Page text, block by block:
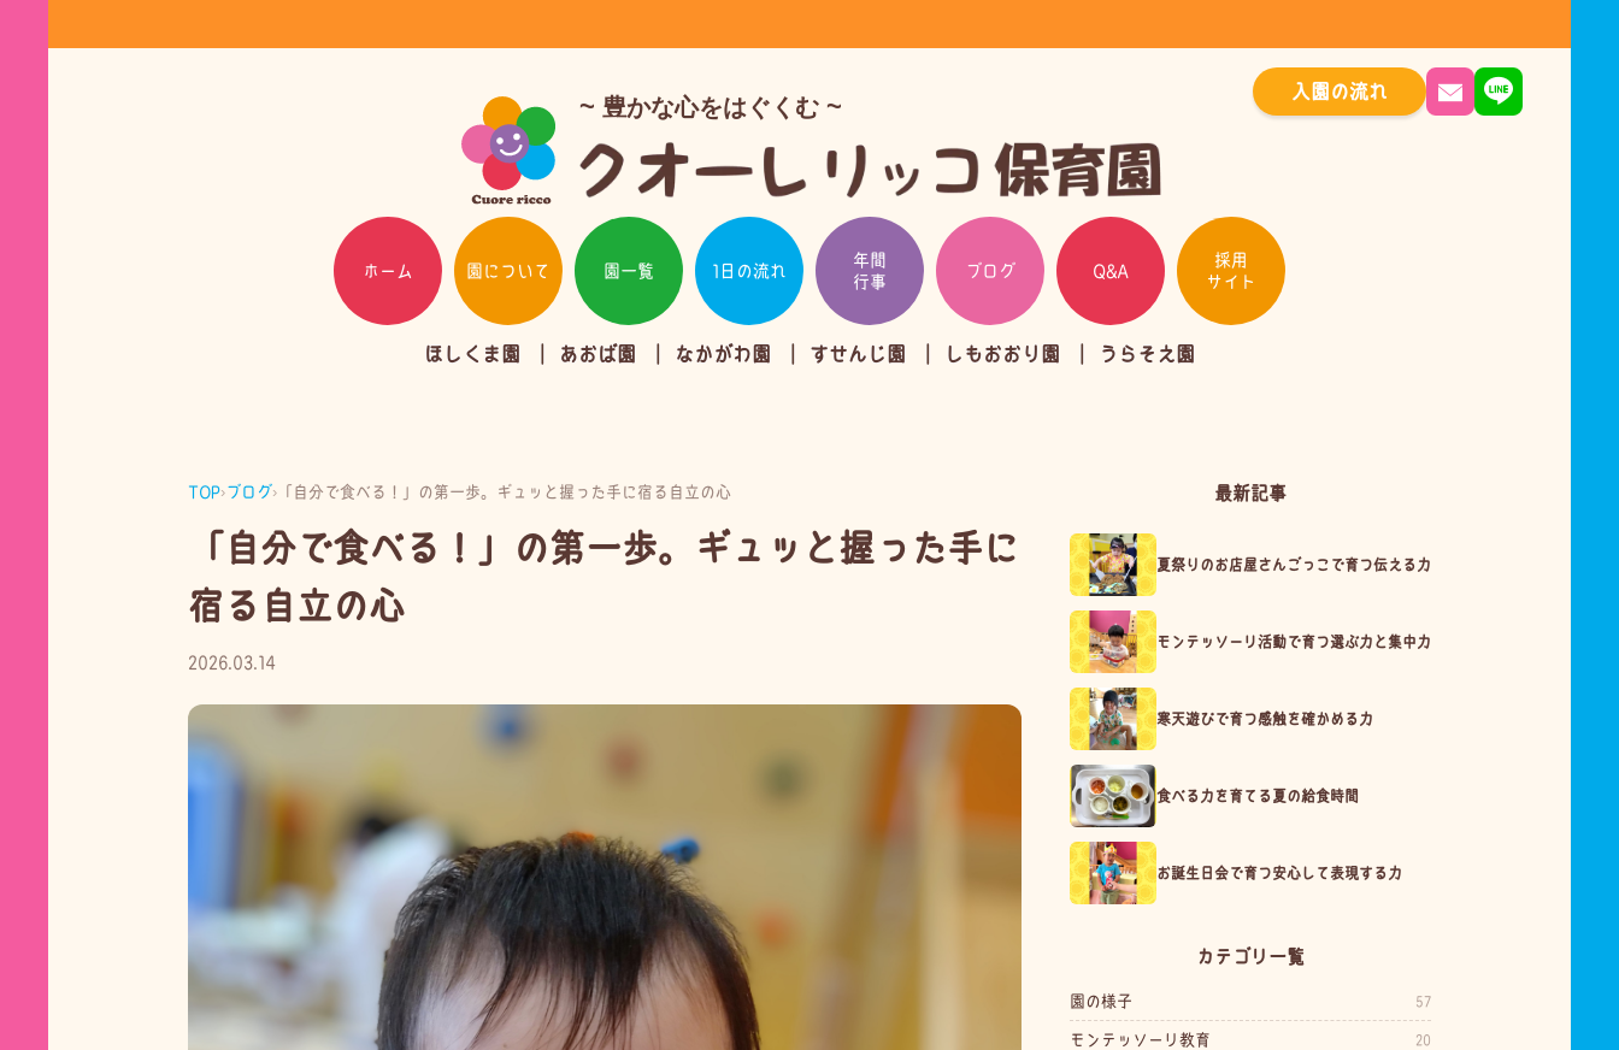
入園の流れ
豊かな心をはぐくむ
ホーム 園について 園一覧 1日の流れ
年間
行事
ブログ Q&A
採用
サイト
ほしくま園 あおば園 なかがわ園 すせんじ園 しもおおり園 うらそえ園
TOP›ブログ › 「自分で食べる！」の第一歩。ギュッと握った手に宿る自立の心
「自分で食べる！」の第一歩。ギュッと握った手に
宿る自立の心
2026.03.14
最新記事
夏祭りのお店屋さんごっこで育つ伝える力
モンテッソーリ活動で育つ選ぶ力と集中力
寒天遊びで育つ感触を確かめる力
食べる力を育てる夏の給食時間
お誕生日会で育つ安心して表現する力
カテゴリ一覧
園の様子 57
モンテッソーリ教育 20